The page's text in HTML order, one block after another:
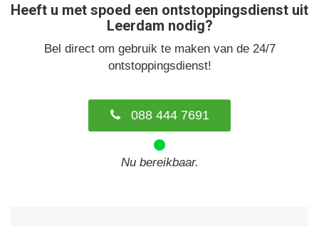
Heeft u met spoed een ontstoppingsdienst uit
Leerdam nodig?
Bel direct om gebruik te maken van de 24/7
ontstoppingsdienst!
088 444 7691
Nu bereikbaar.